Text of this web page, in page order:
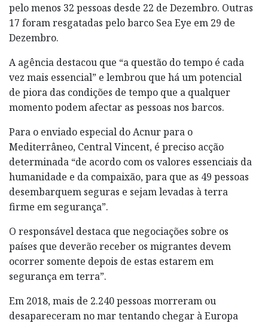
pelo menos 32 pessoas desde 22 de Dezembro. Outras
17 foram resgatadas pelo barco Sea Eye em 29 de
Dezembro.
A agência destacou que “a questão do tempo é cada
vez mais essencial” e lembrou que há um potencial
de piora das condições de tempo que a qualquer
momento podem afectar as pessoas nos barcos.
Para o enviado especial do Acnur para o
Mediterrâneo, Central Vincent, é preciso acção
determinada “de acordo com os valores essenciais da
humanidade e da compaixão, para que as 49 pessoas
desembarquem seguras e sejam levadas à terra
firme em segurança”.
O responsável destaca que negociações sobre os
países que deverão receber os migrantes devem
ocorrer somente depois de estas estarem em
segurança em terra”.
Em 2018, mais de 2.240 pessoas morreram ou
desapareceram no mar tentando chegar à Europa